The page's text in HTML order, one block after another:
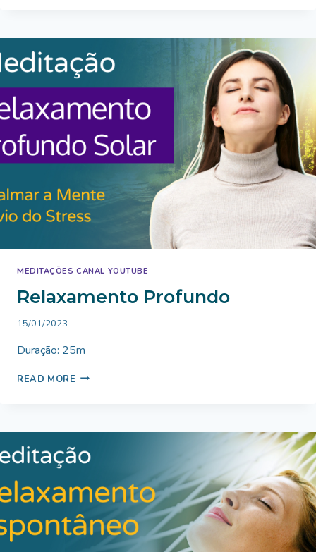
MEDITAÇÕES CANAL YOUTUBE
Relaxamento Profundo
By
Miranda
15/01/2023
Duração: 25m
READ MORE RELAXAMENTO